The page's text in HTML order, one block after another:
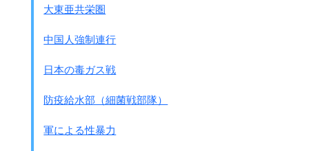
そのため薬はだんだん効かなくなります。
危険な状態になります。
手助けの意味での薬は必要です。
◎薬が思ったほど効果ない
大東亜共栄圏
中国人強制連行
日本の毒ガス戦
防疫給水部（細菌戦部隊）
軍による性暴力